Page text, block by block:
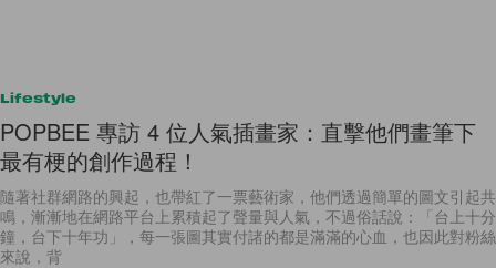
Lifestyle
POPBEE 專訪 4 位人氣插畫家：直擊他們畫筆下
最有梗的創作過程！
隨著社群網路的興起，也帶紅了一票藝術家，他們透過簡單的圖文引起共
鳴，漸漸地在網路平台上累積起了聲量與人氣，不過俗話說：「台上十分
鐘，台下十年功」，每一張圖其實付諸的都是滿滿的心血，也因此對粉絲
來說，背